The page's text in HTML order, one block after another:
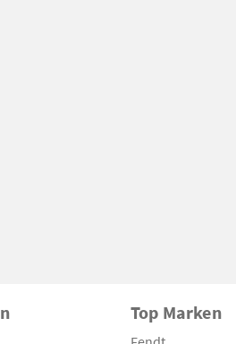
Top Marken